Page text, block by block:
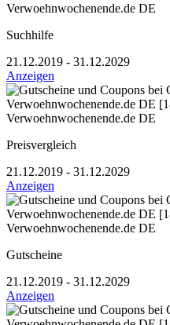
Verwoehnwochenende.de DE
Suchhilfe
21.12.2019 - 31.12.2029
Anzeigen
Verwoehnwochenende.de DE
Preisvergleich
21.12.2019 - 31.12.2029
Anzeigen
Verwoehnwochenende.de DE
Gutscheine
21.12.2019 - 31.12.2029
Anzeigen